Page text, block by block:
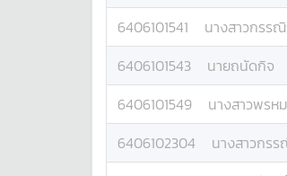
6406101541
นางสาวกรร
6406101543
นายถนัดกิจ
6406101549
นางสาวพรห
6406102304
นางสาวกรร